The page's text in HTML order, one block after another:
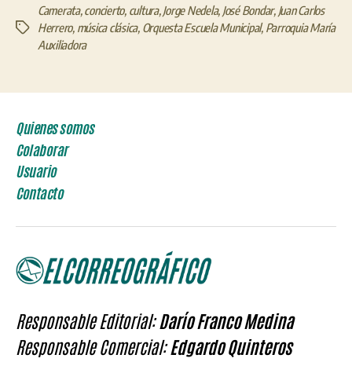
Etiquetas
Camerata, concierto, cultura, Jorge Nedela, José Bondar, Juan Carlos
Herrero, música clásica, Orquesta Escuela Municipal, Parroquia María
Auxiliadora
Quienes somos
Colaborar
Usuario
Contacto
Responsable Editorial:Darío Franco Medina
Responsable Comercial:Edgardo Quinteros